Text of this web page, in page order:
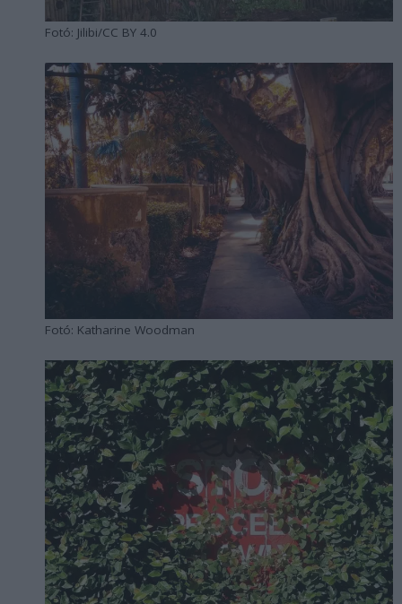
Fotó: Jilibi/CC BY 4.0
Fotó: Katharine Woodman